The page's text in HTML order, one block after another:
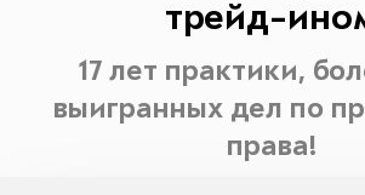
трейд-
17 лет практики,
выигранных дел по
права!